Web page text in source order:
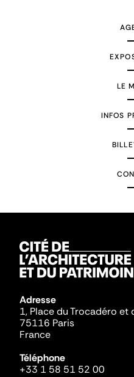
LE
INFOS
Adresse
1, Place du Trocadéro et
75116 Paris
France
Téléphone
+33 1 58 51 52 00